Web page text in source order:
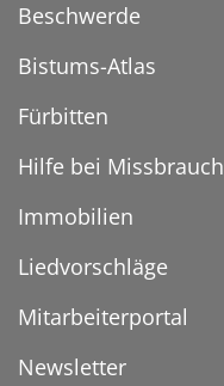
Beschwerde
Bistums-Atlas
Fürbitten
Hilfe bei Missbrauch
Immobilien
Liedvorschläge
Mitarbeiterportal
Newsletter